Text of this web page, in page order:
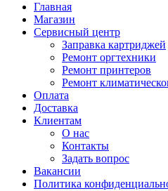
Главная
Магазин
Сервисный центр
Заправка картриджей
Ремонт оргтехники
Ремонт принтеров
Ремонт
Оплата
Доставка
Клиентам
О нас
Контакты
Задать вопрос
Вакансии
Политика